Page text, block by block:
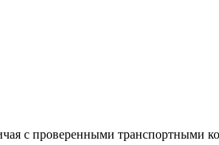
с проверенными транспортными